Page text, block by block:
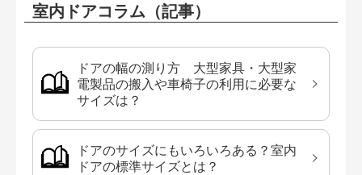
室内ドアコラム（記事）
ドアの幅の測り方 大型家具・大型家
電製品の搬入や車椅子の利用に必要な
サイズは？
ドアのサイズにもいろいろある？室内
ドアの標準サイズとは？